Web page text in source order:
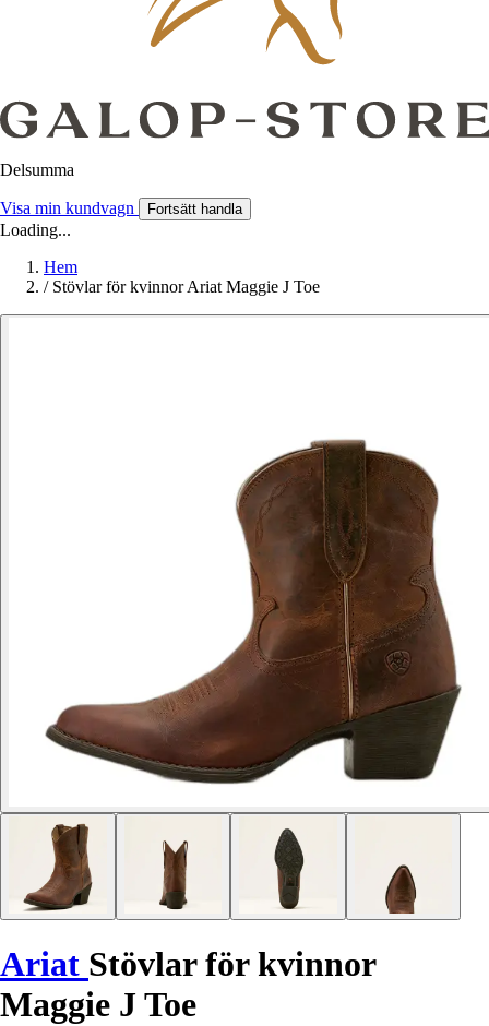
Delsumma
Visa min kundvagn Fortsätt handla
Loading...
Hem
/ Stövlar för kvinnor Ariat Maggie J Toe
Ariat Stövlar för kvinnor
Maggie J Toe